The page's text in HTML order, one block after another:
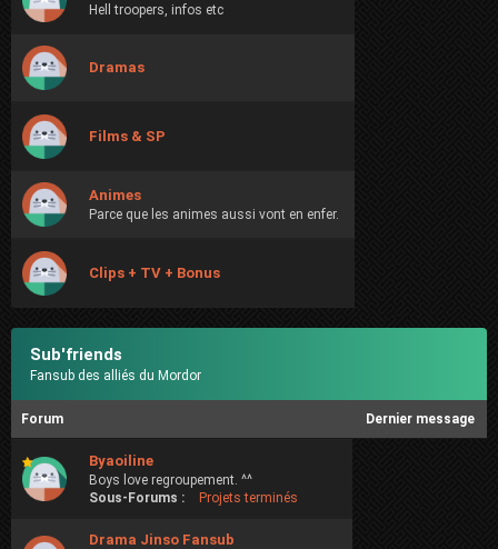
Hell troopers, infos etc
Dramas
Films & SP
Animes
Parce que les animes aussi vont en enfer.
Clips + TV + Bonus
Sub'friends
Fansub des alliés du Mordor
Forum Dernier message
Byaoiline
Boys love regroupement. ^^
Sous-Forums :
Projets terminés
Drama Jinso Fansub